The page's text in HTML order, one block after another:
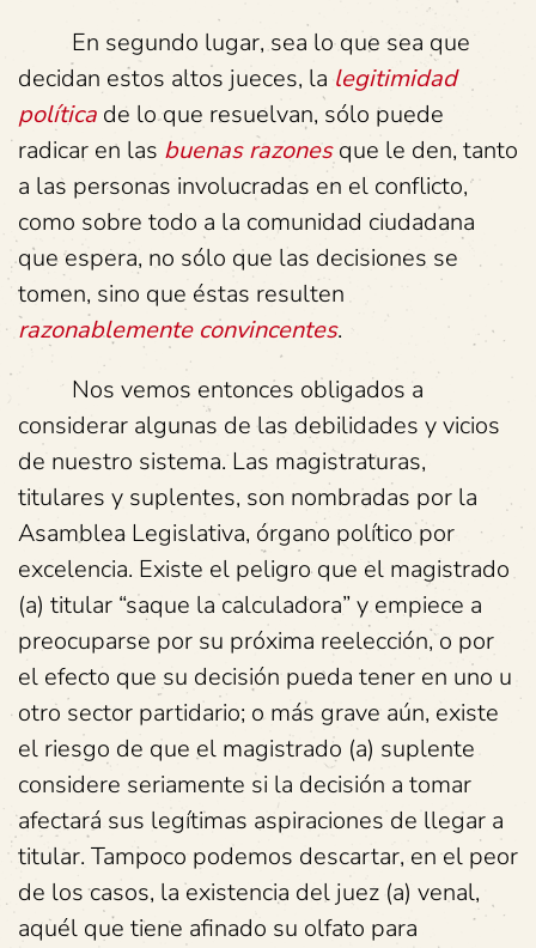
En segundo lugar, sea lo que sea que
decidan estos altos jueces, la legitimidad
política de lo que resuelvan, sólo puede
radicar en las buenas razonesque le den, tanto
a las personas involucradas en el conflicto,
como sobre todo a la comunidad ciudadana
que espera, no sólo que las decisiones se
tomen, sino que éstas resulten
razonablemente convincentes.
Nos vemos entonces obligados a
considerar algunas de las debilidades y vicios
de nuestro sistema. Las magistraturas,
titulares y suplentes, son nombradas por la
Asamblea Legislativa, órgano político por
excelencia. Existe el peligro que el magistrado
(a) titular “saque la calculadora” y empiece a
preocuparse por su próxima reelección, o por
el efecto que su decisión pueda tener en uno u
otro sector partidario; o más grave aún, existe
el riesgo de que el magistrado (a) suplente
considere seriamente si la decisión a tomar
afectará sus legítimas aspiraciones de llegar a
titular. Tampoco podemos descartar, en el peor
de los casos, la existencia del juez (a) venal,
aquél que tiene afinado su olfato para